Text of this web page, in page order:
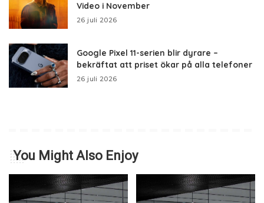
Video i November
26 juli 2026
Google Pixel 11-serien blir dyrare –
bekräftat att priset ökar på alla telefoner
26 juli 2026
You Might Also Enjoy